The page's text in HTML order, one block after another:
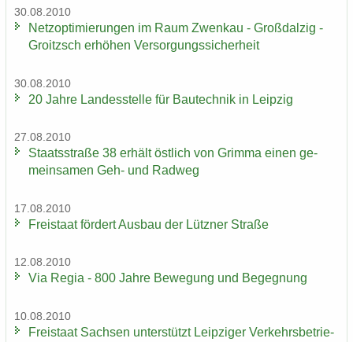
30.08.2010
Netz­op­ti­mie­run­gen im Raum Zwenkau - Groß­dal­zig -
Groitzsch er­hö­hen Ver­sor­gungs­si­cher­heit
30.08.2010
20 Jahre Lan­des­stel­le für Bau­tech­nik in Leip­zig
27.08.2010
Staats­stra­ße 38 er­hält öst­lich von Grim­ma einen ge­
mein­sa­men Geh- und Rad­weg
17.08.2010
Frei­staat för­dert Aus­bau der Lütz­ner Stra­ße
12.08.2010
Via Regia - 800 Jahre Be­we­gung und Be­geg­nung
10.08.2010
Frei­staat Sach­sen un­ter­stützt Leip­zi­ger Ver­kehrs­be­trie­